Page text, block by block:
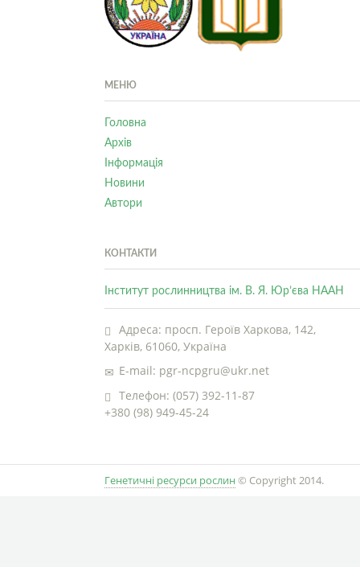
МЕНЮ
Головна
Архів
Інформація
Новини
Автори
КОНТАКТИ
Інститут рослинництва ім. В. Я. Юр’єва НААН
Адреса: просп. Героїв Харкова, 142,
Харків, 61060, Україна
E-mail: pgr-ncpgru@ukr.net
Телефон: (057) 392-11-87
+380 (98) 949-45-24
Генетичні ресурси рослин © Copyright 2014.